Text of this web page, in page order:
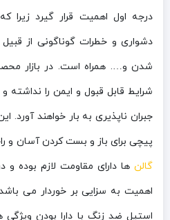
درجه اول اهمیت قرار گیرد زیرا
دشواری و خطرات گوناگونی از
شدن و…. همراه است. در بازار
شرایط قابل قبول و ایمن را
جبران ناپذیری به بار خواهند آورد.
پیچی برای باز و بست کردن آسان و
گالن ها دارای مقاومت لازم بوده و
استیل ضد زنگ با دارا بودن